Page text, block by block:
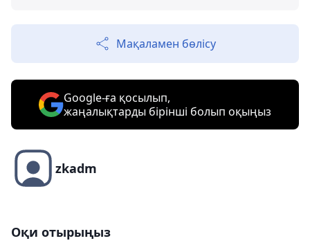
Мақаламен бөлісу
Google-ға қосылып,
жаңалықтарды бірінші болып оқыңыз
zkadm
Оқи отырыңыз